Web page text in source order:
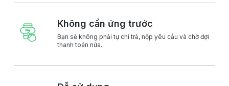
Không cần ứng trước
Bạn sẽ không phải tự chi trả, nộp yêu cầu và chờ đợi
thanh toán nữa.